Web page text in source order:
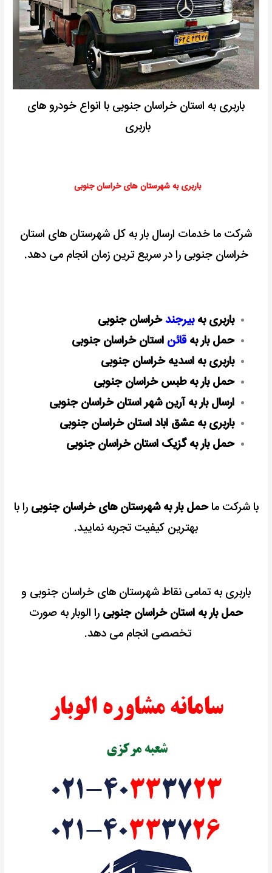
باربری به استان خراسان جنوبی با انواع خودرو های
باربری
باربری به شهرستان های خراسان جنوبی
شرکت ما خدمات ارسال بار به کل شهرستان های استان
خراسان جنوبی را در سریع ترین زمان انجام می دهد.
باربری به بیرجندخراسان جنوبی
حمل بار به قائن استان خراسان جنوبی
باربری به اسدیه خراسان جنوبی
حمل بار به طبس خراسان جنوبی
ارسال بار به آرین شهر استان خراسان جنوبی
باربری به عشق اباد استان خراسان جنوبی
حمل بار به گزیک استان خراسان جنوبی
با شرکت ماحمل بار به شهرستان های خراسان جنوبی را با
بهترین کیفیت تجربه نمایید.
باربری به تمامی نقاط شهرستان های خراسان جنوبی و
حمل بار به استان خراسان جنوبی را الوبار به صورت
تخصصی انجام می دهد.